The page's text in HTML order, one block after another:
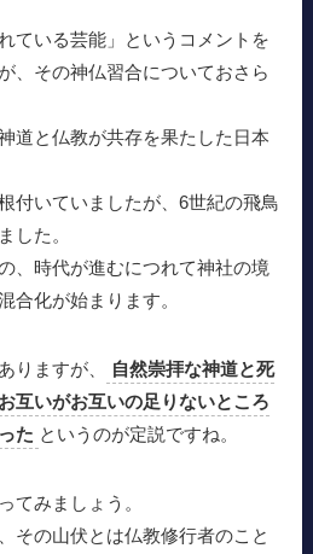
ている芸能」というコメントを
、その神仏習合についておさら
道と仏教が共存を果たした日本
付いていましたが、6世紀の飛鳥
した。
、時代が進むにつれて神社の境
合化が始まります。
りますが、
自然崇拝な神道と死
互いがお互いの足りないところ
た というのが定説ですね。
てみましょう。
その山伏とは仏教修行者のこと